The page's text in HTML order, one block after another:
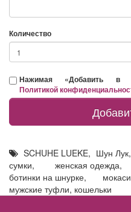
Количество
Нажимая «Добавить в
Политикой
SCHUHE LUEKE, Шун Лук
сумки, женская одежда
ботинки на шнурке,
мужские туфли, кошельки